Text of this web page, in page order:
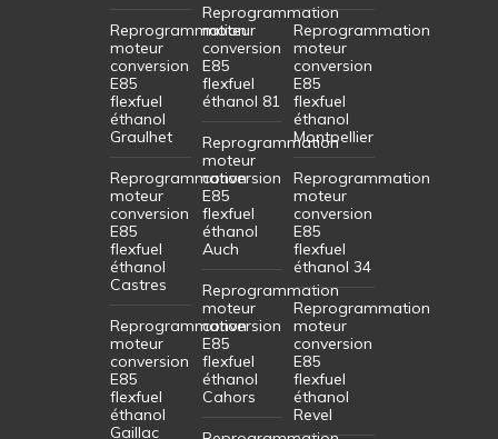
Reprogrammation
moteur
conversion
E85
flexfuel
éthanol
Graulhet
Reprogrammation
moteur
conversion
E85
flexfuel
éthanol
Castres
Reprogrammation
moteur
conversion
E85
flexfuel
éthanol
Gaillac
Reprogrammation
moteur
conversion
E85
flexfuel
éthanol 81
Reprogrammation
moteur
conversion
E85
flexfuel
éthanol
Auch
Reprogrammation
moteur
conversion
E85
flexfuel
éthanol
Cahors
Reprogrammation
moteur
conversion
E85
flexfuel
éthanol
Montpellier
Reprogrammation
moteur
conversion
E85
flexfuel
éthanol 34
Reprogrammation
moteur
conversion
E85
flexfuel
éthanol
Revel